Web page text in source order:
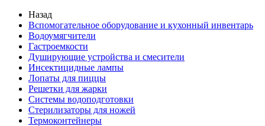
Назад
Вспомогательное оборудование и кухонный инвентарь
Водоумягчители
Гастроемкости
Душирующие устройства и смесители
Инсектицидные лампы
Лопаты для пиццы
Решетки для жарки
Системы водоподготовки
Стерилизаторы для ножей
Термоконтейнеры